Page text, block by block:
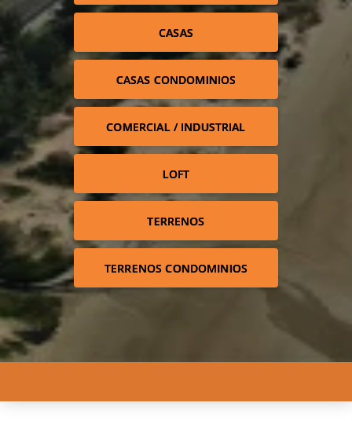
CASAS
CASAS CONDOMINIOS
COMERCIAL / INDUSTRIAL
LOFT
TERRENOS
TERRENOS CONDOMINIOS